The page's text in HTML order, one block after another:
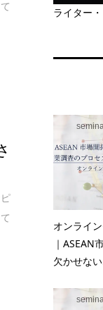
ライター
オンライ
｜ASEAN
欠かせな